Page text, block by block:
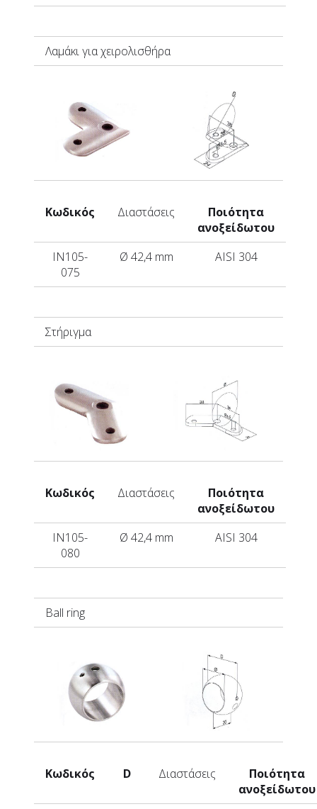
Λαμάκι για χειρολισθήρα
Κωδικός Διαστάσεις
Ποιότητα
ανοξείδωτου
IN105-
075
Ø 42,4 mm AISI 304
Στήριγμα
Κωδικός Διαστάσεις
Ποιότητα
ανοξείδωτου
IN105-
080
Ø 42,4 mm AISI 304
Ball ring
Κωδικός D Διαστάσεις
Ποιότητα
ανοξείδωτου